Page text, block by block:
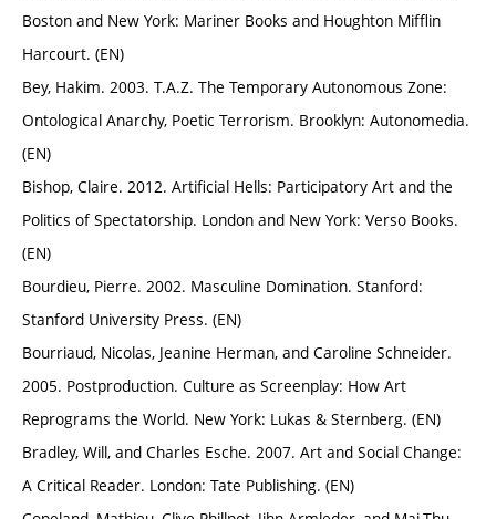
Boston and New York: Mariner Books and Houghton Mifflin
Harcourt. (EN)
Bey, Hakim. 2003. T.A.Z. The Temporary Autonomous Zone:
Ontological Anarchy, Poetic Terrorism. Brooklyn: Autonomedia.
(EN)
Bishop, Claire. 2012. Artificial Hells: Participatory Art and the
Politics of Spectatorship. London and New York: Verso Books.
(EN)
Bourdieu, Pierre. 2002. Masculine Domination. Stanford:
Stanford University Press. (EN)
Bourriaud, Nicolas, Jeanine Herman, and Caroline Schneider.
2005. Postproduction. Culture as Screenplay: How Art
Reprograms the World. New York: Lukas & Sternberg. (EN)
Bradley, Will, and Charles Esche. 2007. Art and Social Change:
A Critical Reader. London: Tate Publishing. (EN)